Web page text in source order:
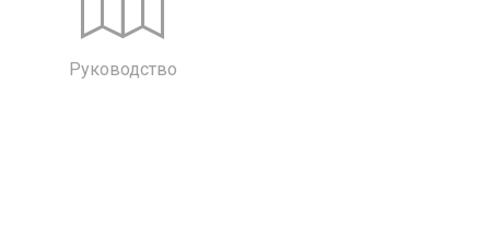
Руководство